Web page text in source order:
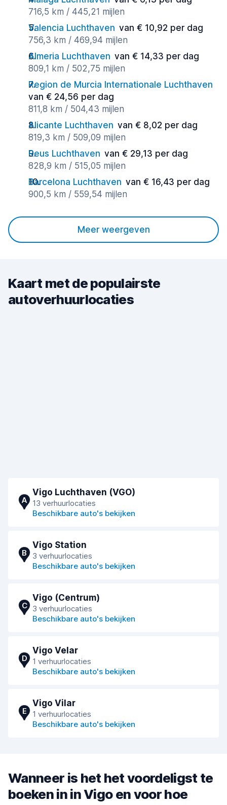
716,5 km / 445,21 mijlen
Valencia Luchthaven van € 10,92 per dag
756,3 km / 469,94 mijlen
Almeria Luchthaven van € 14,33 per dag
809,1 km / 502,75 mijlen
Region de Murcia Internationale Luchthaven
van € 24,56 per dag
811,8 km / 504,43 mijlen
Alicante Luchthaven van € 8,02 per dag
819,3 km / 509,09 mijlen
Reus Luchthaven van € 29,13 per dag
828,9 km / 515,05 mijlen
Barcelona Luchthaven van € 16,43 per dag
900,5 km / 559,54 mijlen
Meer weergeven
Kaart met de populairste
autoverhuurlocaties
A
Vigo Luchthaven (VGO)
13 verhuurlocaties
Beschikbare auto's bekijken
B
Vigo Station
3 verhuurlocaties
Beschikbare auto's bekijken
C
Vigo (Centrum)
3 verhuurlocaties
Beschikbare auto's bekijken
D
Vigo Velar
1 verhuurlocaties
Beschikbare auto's bekijken
E
Vigo Vilar
1 verhuurlocaties
Beschikbare auto's bekijken
Wanneer is het het voordeligst te
boeken in in Vigo en voor hoe